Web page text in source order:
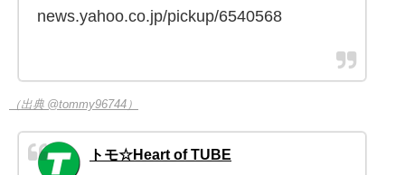
news.yahoo.co.jp/pickup/6540568
（出典 @tommy96744）
トモ☆Heart of TUBE